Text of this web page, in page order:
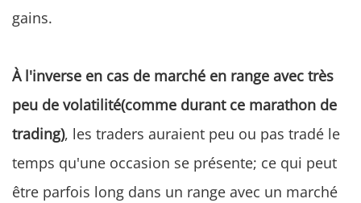
gains.
À l'inverse en cas de marché en range avec très
peu de volatilité(comme durant ce marathon de
trading), les traders auraient peu ou pas tradé le
temps qu'une occasion se présente; ce qui peut
être parfois long dans un range avec un marché